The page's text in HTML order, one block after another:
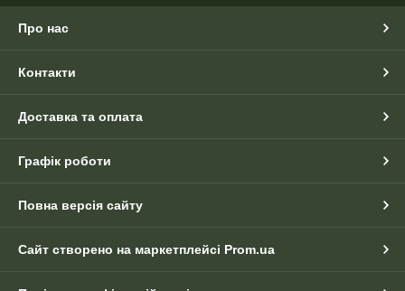
Про нас
Контакти
Доставка та оплата
Графік роботи
Повна версія сайту
Сайт створено на маркетплейсі Prom.ua